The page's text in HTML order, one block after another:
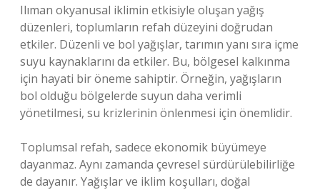
Ilıman okyanusal iklimin etkisiyle oluşan yağış
düzenleri, toplumların refah düzeyini doğrudan
etkiler. Düzenli ve bol yağışlar, tarımın yanı sıra içme
suyu kaynaklarını da etkiler. Bu, bölgesel kalkınma
için hayati bir öneme sahiptir. Örneğin, yağışların
bol olduğu bölgelerde suyun daha verimli
yönetilmesi, su krizlerinin önlenmesi için önemlidir.
Toplumsal refah, sadece ekonomik büyümeye
dayanmaz. Aynı zamanda çevresel sürdürülebilirliğe
de dayanır. Yağışlar ve iklim koşulları, doğal